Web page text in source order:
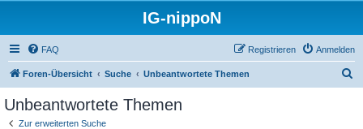
IG-nippoN
FAQ Anmelden
Registrieren
Foren-Übersicht Suche Unbeantwortete Themen
Unbeantwortete Themen
Zur erweiterten Suche